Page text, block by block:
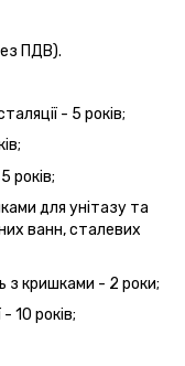
ПДВ).
- 5 років;
років;
для унітазу та
ванн, сталевих
з кришками - 2 роки;
10 років;